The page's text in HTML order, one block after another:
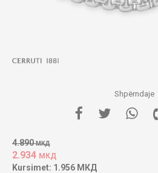
Shpërndaje
4.890 МКД
2.934 МКД
Kursimet: 1.956 МКД